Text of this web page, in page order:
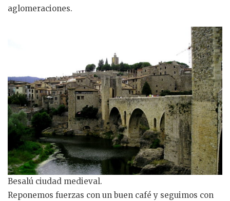
aglomeraciones.
Besalú ciudad medieval.
Reponemos fuerzas con un buen café y seguimos con